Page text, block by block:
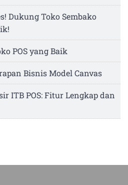
Dukung Toko Sembako
POS yang Baik
Bisnis Model Canvas
ITB POS: Fitur Lengkap dan